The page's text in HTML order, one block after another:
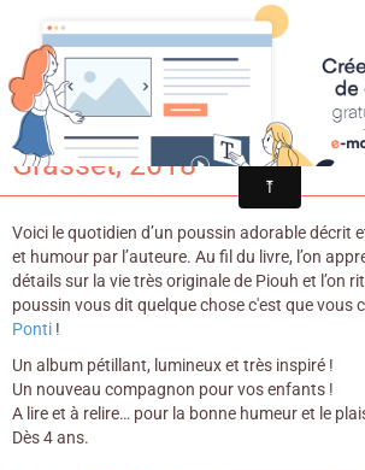
Croqu'livre
PIOUH / Estelle Billon-
Grasset, 2018
Voici le quotidien d’un poussin adorable décrit
et humour par l’auteure. Au fil du livre, l’on
détails sur la vie très originale de Piouh et l’on
poussin vous dit quelque chose c'est que vous
Ponti !
Un album pétillant, lumineux et très inspiré !
Un nouveau compagnon pour vos enfants !
A lire et à relire… pour la bonne humeur et le
Dès 4 ans.